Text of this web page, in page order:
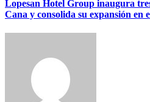
Lopesan Hotel Group inaugura
Cana y consolida su expansión en